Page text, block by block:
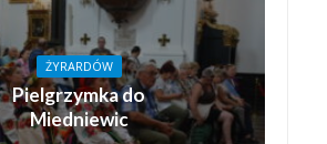
ŻYRARDÓW
Pielgrzymka do
Miedniewic